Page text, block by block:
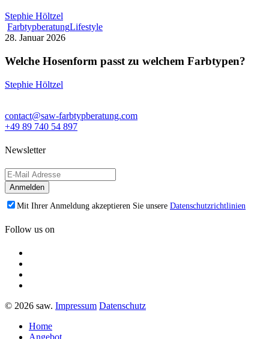
Stephie Höltzel
FarbtypberatungLifestyle
28. Januar 2026
Welche Hosenform passt zu welchem Farbtypen?
Stephie Höltzel
contact@saw-farbtypberatung.com
+49 89 740 54 897
Newsletter
Mit Ihrer Anmeldung akzeptieren Sie unsere Datenschutzrichtlinien
Follow us on
© 2026 saw. Impressum Datenschutz
Home
Angebot